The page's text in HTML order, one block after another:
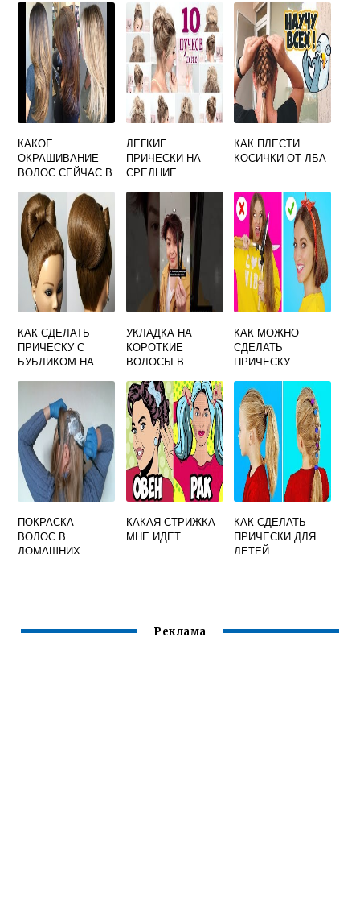
КАКОЕ
ОКРАШИВАНИЕ
ВОЛОС СЕЙЧАС В
СРЕДНИЕ
ВОЛОСЫ
ЛЕГКИЕ
ПРИЧЕСКИ НА
СРЕДНИЕ
ДОМАШНИХ
УСЛОВИЯХ
КАК ПЛЕСТИ
КОСИЧКИ ОТ ЛБА
КАК СДЕЛАТЬ
ПРИЧЕСКУ С
БУБЛИКОМ НА
УКЛАДКА НА
КОРОТКИЕ
ВОЛОСЫ В
УСЛОВИЯХ
ВИДЕО
КАК МОЖНО
СДЕЛАТЬ
ПРИЧЕСКУ
ПОКРАСКА
ВОЛОС В
ДОМАШНИХ
КАКАЯ СТРИЖКА
МНЕ ИДЕТ
КАК СДЕЛАТЬ
ПРИЧЕСКИ ДЛЯ
ДЕТЕЙ
Реклама